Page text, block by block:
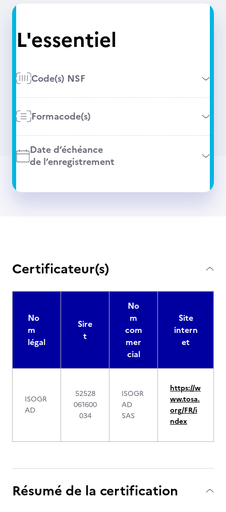
L'essentiel
Code(s) NSF
Formacode(s)
Date d’échéance
de l’enregistrement
Certificateur(s)
No
m
légal
Sire
t
No
m
com
mer
cial
Site
intern
et
ISOGR
AD
52528
061600
034
ISOGR
AD
SAS
https://w
ww.tosa.
org/FR/i
ndex
Résumé de la certification